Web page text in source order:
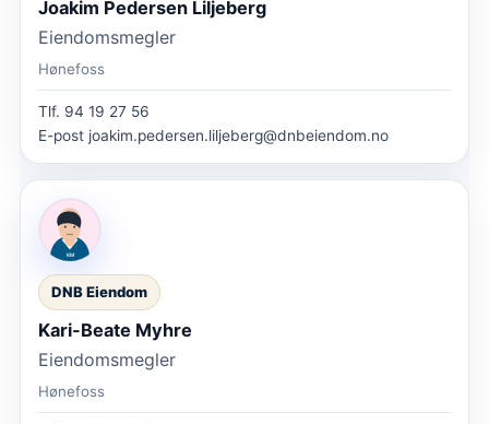
Joakim Pedersen Liljeberg
Eiendomsmegler
Hønefoss
Tlf. 94 19 27 56
E-post joakim.pedersen.liljeberg@dnbeiendom.no
DNB Eiendom
Kari-Beate Myhre
Eiendomsmegler
Hønefoss